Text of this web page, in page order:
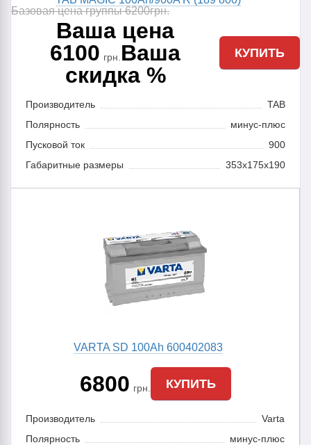
Базовая цена группы 6200грн.
Ваша цена
6100 грн. Ваша
скидка %
КУПИТЬ
Производитель
TAB
Полярность
минус-плюс
Пусковой ток
900
Габаритные размеры
353x175x190
VARTA SD 100Ah 600402083
6800 грн. КУПИТЬ
Производитель
Varta
Полярность
минус-плюс